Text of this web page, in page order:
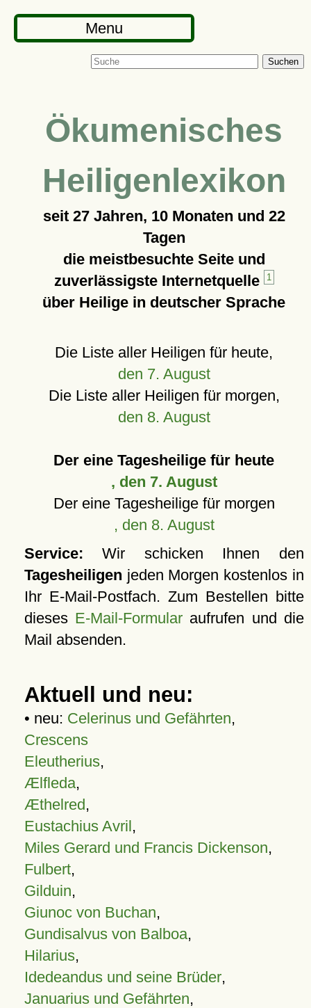
Menu
Suchen
Ökumenisches
Heiligenlexikon
seit 27 Jahren, 10 Monaten und 22
Tagen
die meistbesuchte Seite und
zuverlässigste Internetquelle
1
über Heilige in deutscher Sprache
Die Liste aller Heiligen für heute,
den 7. August
Die Liste aller Heiligen für morgen,
den 8. August
Der eine Tagesheilige für heute
, den 7. August
Der eine Tagesheilige für morgen
, den 8. August
Service: Wir schicken Ihnen den
Tagesheiligen jeden Morgen kostenlos in
Ihr E-Mail-Postfach. Zum Bestellen bitte
dieses E-Mail-Formular aufrufen und die
Mail absenden.
Aktuell und neu:
• neu: Celerinus und Gefährten,
Crescens
Eleutherius,
Ælfleda,
Æthelred,
Eustachius Avril,
Miles Gerard und Francis Dickenson,
Fulbert,
Gilduin,
Giunoc von Buchan,
Gundisalvus von Balboa,
Hilarius,
Idedeandus und seine Brüder,
Januarius und Gefährten,